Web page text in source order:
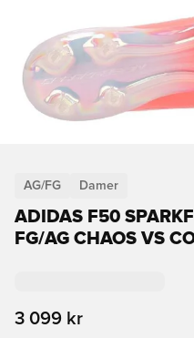
AG/FG Damer
ADIDAS F50
FG/AG CHAOS VS
3 099 kr